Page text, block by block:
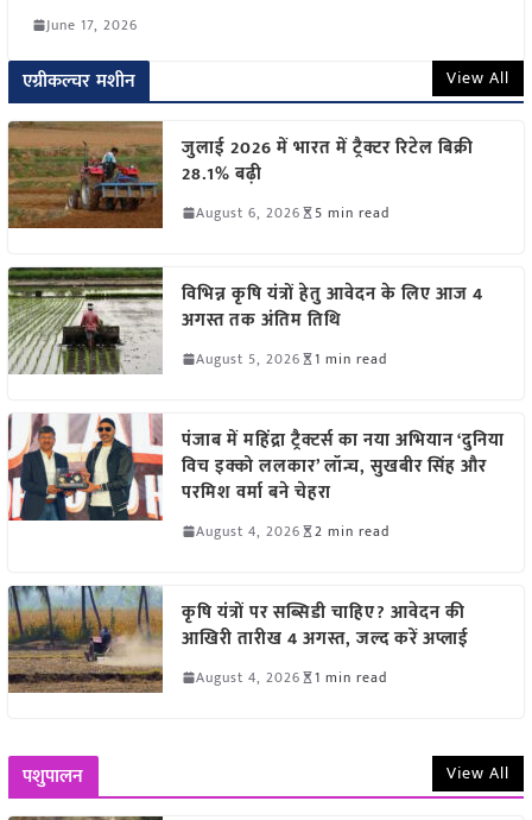
June 17, 2026
एग्रीकल्चर मशीन View All
जुलाई 2026 में भारत में ट्रैक्टर रिटेल बिक्री
28.1% बढ़ी
August 6, 2026 5 min read
विभिन्न कृषि यंत्रों हेतु आवेदन के लिए आज 4
अगस्त तक अंतिम तिथि
August 5, 2026 1 min read
पंजाब में महिंद्रा ट्रैक्टर्स का नया अभियान ‘दुनिया
विच इक्को ललकार’ लॉन्च, सुखबीर सिंह और
परमिश वर्मा बने चेहरा
August 4, 2026 2 min read
कृषि यंत्रों पर सब्सिडी चाहिए? आवेदन की
आखिरी तारीख 4 अगस्त, जल्द करें अप्लाई
August 4, 2026 1 min read
पशुपालन View All